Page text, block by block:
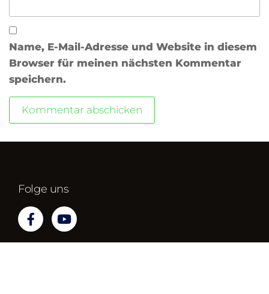
Name, E-Mail-Adresse und Website in diesem
Browser für meinen nächsten Kommentar
speichern.
Folge uns